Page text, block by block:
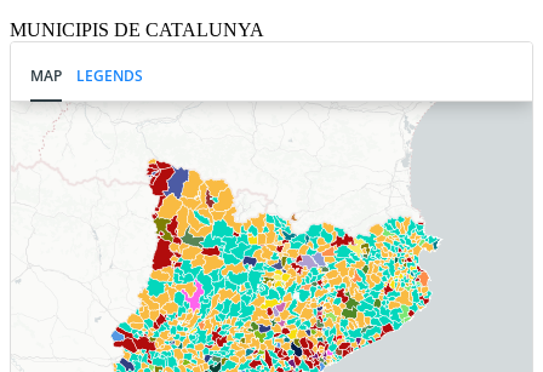
MUNICIPIS DE CATALUNYA